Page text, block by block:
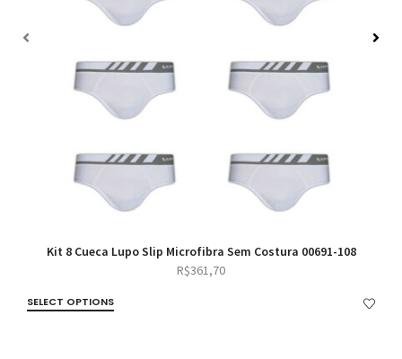
Kit 8 Cueca Lupo Slip Microfibra Sem Costura 00691-108
R$361,70
SELECT OPTIONS